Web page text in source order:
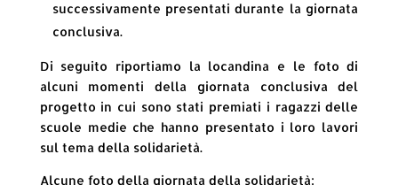
successivamente presentati durante la giornata
conclusiva.
Di seguito riportiamo la locandina e le foto di
alcuni momenti della giornata conclusiva del
progetto in cui sono stati premiati i ragazzi delle
scuole medie che hanno presentato i loro lavori
sul tema della solidarietà.
Alcune foto della giornata della solidarietà: